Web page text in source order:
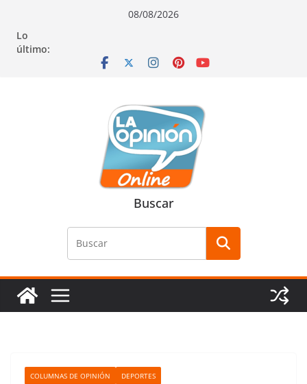
contenido
navegación
contenido
08/08/2026
Lo
último:
Buscar
COLUMNAS DE OPINIÓN DEPORTES